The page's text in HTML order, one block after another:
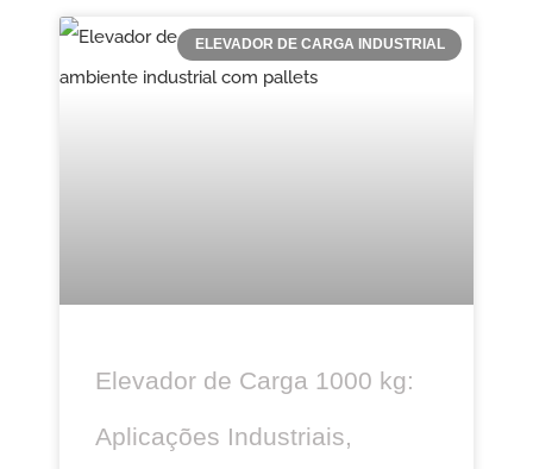
ELEVADOR DE CARGA INDUSTRIAL
Elevador de Carga 1000 kg:
Aplicações Industriais,